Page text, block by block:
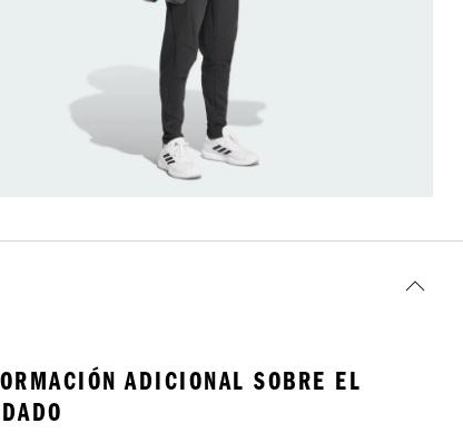
ADICIONAL SOBRE EL